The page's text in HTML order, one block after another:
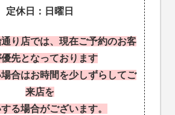
定休日：日曜日
り店では、現在ご予約のお客
先となっております
合はお時間を少しずらしてご
来店を
る場合がございます。